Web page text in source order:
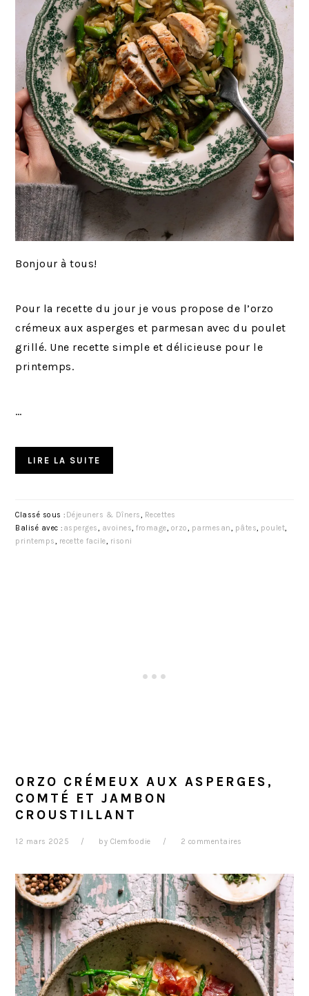
Bonjour à tous!
Pour la recette du jour je vous propose de l’orzo
crémeux aux asperges et parmesan avec du poulet
grillé. Une recette simple et délicieuse pour le
printemps.
…
LIRE LA SUITE
Classé sous : Déjeuners & Dîners, Recettes
Balisé avec : asperges, avoines,fromage, orzo, parmesan, pâtes, poulet,
printemps, recette facile, risoni
ORZO CRÉMEUX AUX ASPERGES,
COMTÉ ET JAMBON
CROUSTILLANT
12 mars 2025 by Clemfoodie 2 commentaires